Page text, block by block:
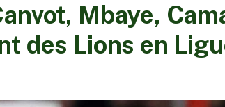
Mbaye,
des Lions en